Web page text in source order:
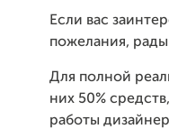
Если вас
пожелания,
Для полной
них 50%
работы